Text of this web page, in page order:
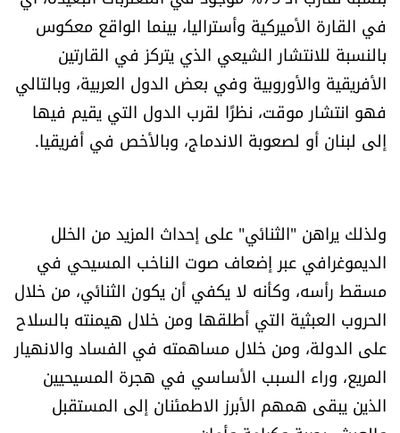
في القارة الأميركية وأستراليا، بينما الواقع معكوس
بالنسبة للانتشار الشيعي الذي يتركز في القارتين
الأفريقية والأوروبية وفي بعض الدول العربية، وبالتالي
فهو انتشار موقت، نظرًا لقرب الدول التي يقيم فيها
إلى لبنان أو لصعوبة الاندماج، وبالأخص في أفريقيا.
ولذلك يراهن "الثنائي" على إحداث المزيد من الخلل
الديموغرافي عبر إضعاف صوت الناخب المسيحي في
مسقط رأسه، وكأنه لا يكفي أن يكون الثنائي، من خلال
الحروب العبثية التي أطلقها ومن خلال هيمنته بالسلاح
على الدولة، ومن خلال مساهمته في الفساد والانهيار
المريع، وراء السبب الأساسي في هجرة المسيحيين
الذين يبقى همهم الأبرز الاطمئنان إلى المستقبل